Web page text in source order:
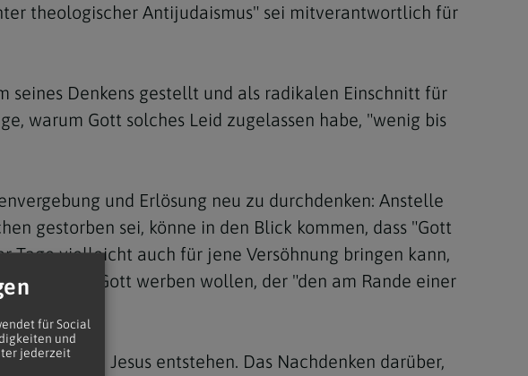
theologischer Antijudaismus" sei mitverantwortlich für
seines Denkens gestellt und als radikalen Einschnitt für
warum Gott solches Leid zugelassen habe, "wenig bis
und Erlösung neu zu durchdenken: Anstelle
gestorben sei, könne in den Blick kommen, dass "Gott
Tage vielleicht auch für jene Versöhnung bringen kann,
für Gott werben wollen, der "den am Rande einer
Jesus entstehen. Das Nachdenken darüber,
für Social
und
jederzeit